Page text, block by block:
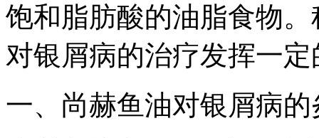
饱和脂肪酸的油脂食物
对银屑病的治疗发挥一
一、尚赫鱼油对银屑病